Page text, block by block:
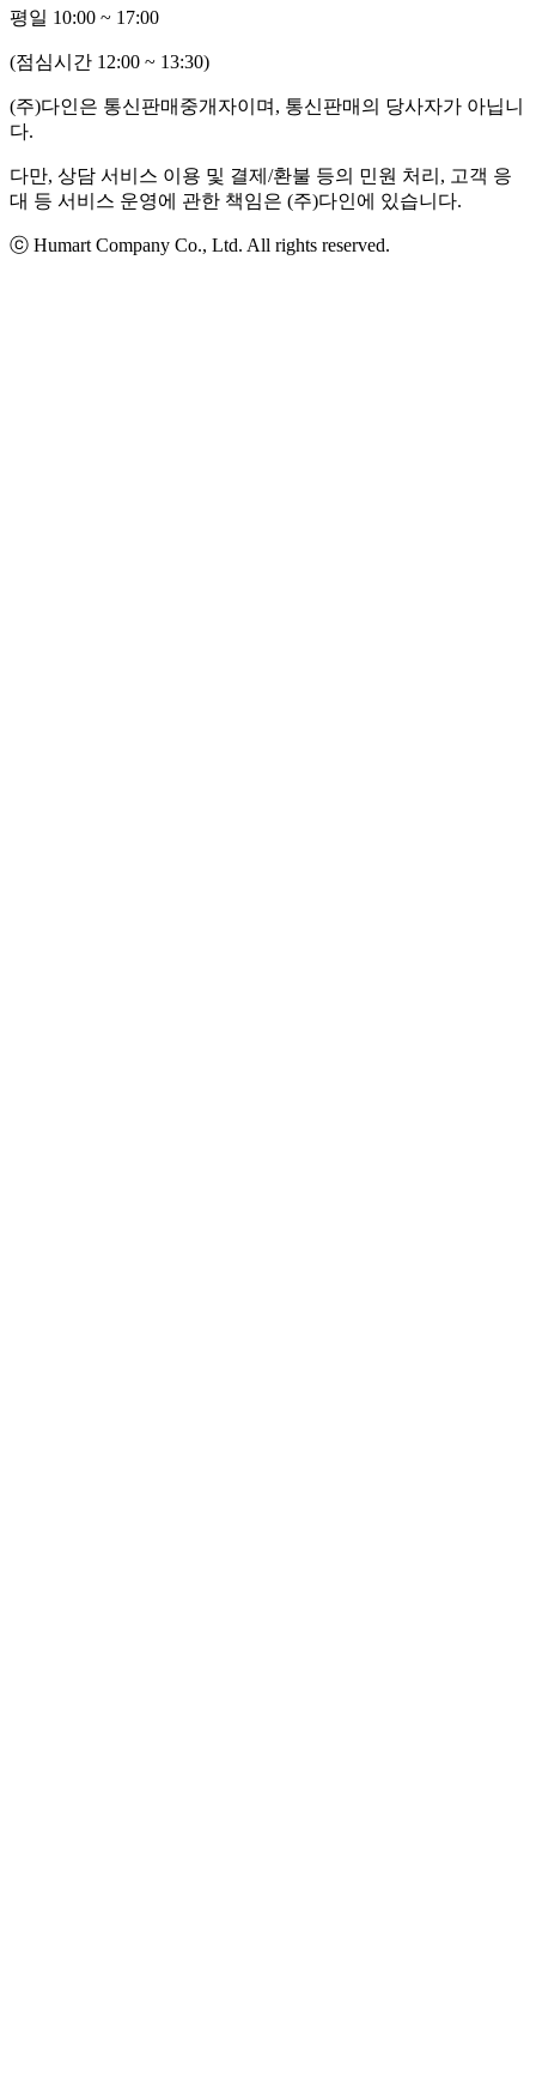
평일 10:00 ~ 17:00
(점심시간 12:00 ~ 13:30)
(주)다인은 통신판매중개자이며, 통신판매의 당사자가 아닙니
다.
다만, 상담 서비스 이용 및 결제/환불 등의 민원 처리, 고객 응
대 등 서비스 운영에 관한 책임은 (주)다인에 있습니다.
ⓒ Humart Company Co., Ltd. All rights reserved.